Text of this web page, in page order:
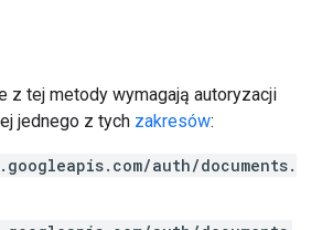
z tej metody wymagają autoryzacji
jednego z tych zakresów:
auth/documents.